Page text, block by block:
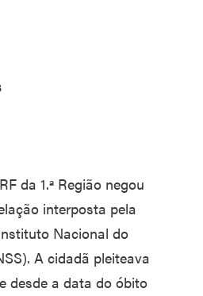
da 1.ª Região negou
interposta pela
Nacional do
A cidadã pleiteava
desde a data do óbito